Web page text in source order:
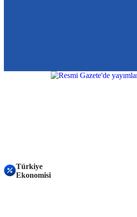
Türkiye
Ekonomisi